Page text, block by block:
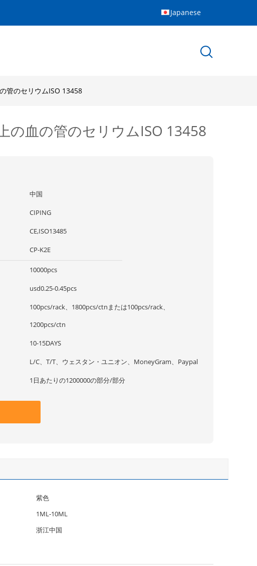
Japanese
管のセリウムISO 13458
の血の管のセリウムISO 13458
中国
CIPING
CE,ISO13485
CP-K2E
10000pcs
usd0.25-0.45pcs
100pcs/rack、1800pcs/ctnまたは100pcs/rack、
1200pcs/ctn
10-15DAYS
L/C、T/T、ウェスタン・ユニオン、MoneyGram、Paypal
1日あたりの1200000の部分/部分
紫色
1ML-10ML
浙江中国